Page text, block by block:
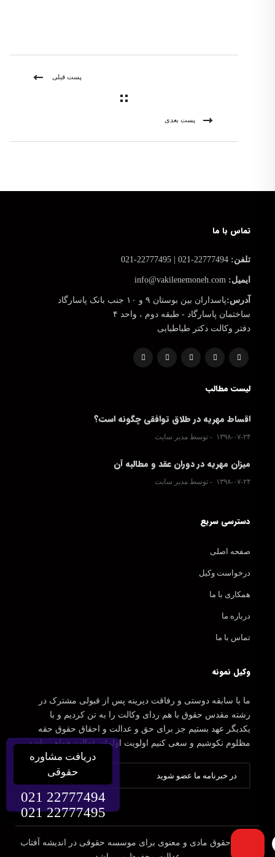
پست قبلی
پست بعدی
تماس با ما
تلفن:
ایمیل:
آدرس:پاسداران بین بوستان ۹ و ۱۰ جنب بانک پاسارگاد
ساختمان پاسارگاد - طبقه دوم ، واحد ۴
دفتر وکالت دکتر طباطبایی
لیست مطالب
اقساط مهریه در طلاق توافقی چگونه است؟
۱۳۹۸-۰۷-۲۴ توسط مدیر سایت
میزان مهریه در دوران عقد و مطالبه آن
۱۳۹۸-۰۷-۲۴ توسط مدیر سایت
دسترسی سریع
صفحه اصلی
درخواست وکیل
همکاری با ما
درباره ما
تماس با ما
وکیل نمونه
ما با سابقه دوستی و رفاقت دیرینه پس از قبولی مشترک در
رشته مقدس حقوق با هم ردای وکالت را به تن کردیم و با
یکدیگر عهد بستیم جز برای حق و عدالت و احقاق حقوق حقه
مظلوم نکوشیم و سعی کنیم اولویت اولمان عدالت خواهی باشد.
تمامی حقوق مادی و معنوی برای موسسه حقوقی در اندیشه آفتاب
دریافت مشاوره
حقوقی
021 22777494
021 22777495